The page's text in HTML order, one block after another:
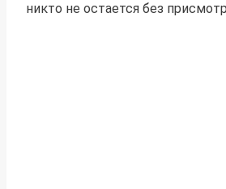
никто не остается без